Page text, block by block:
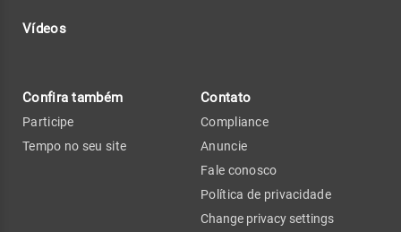
Vídeos
Confira também
Participe
Tempo no seu site
Contato
Compliance
Anuncie
Fale conosco
Política de privacidade
Change privacy settings